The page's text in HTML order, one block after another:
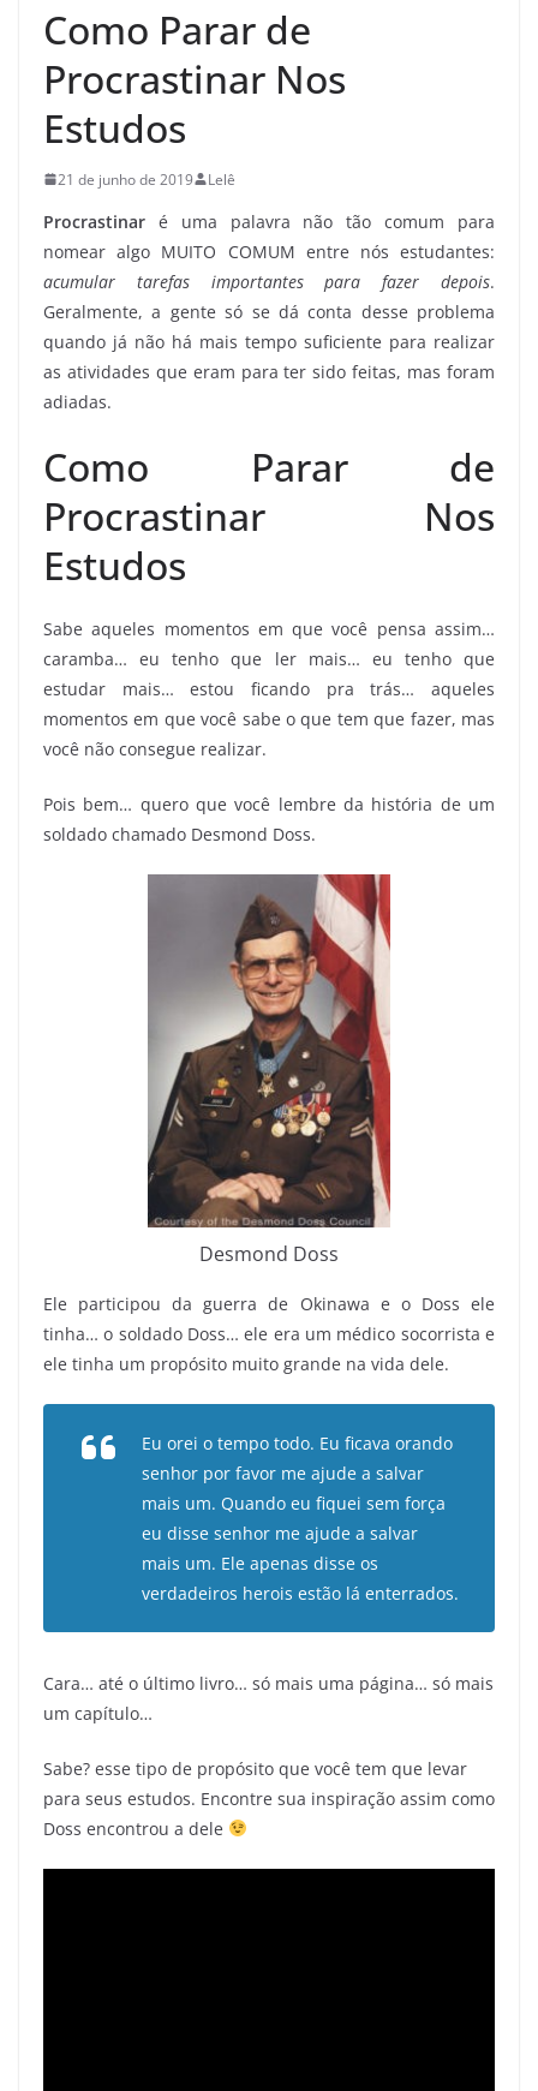
Como Parar de
Procrastinar Nos
Estudos
21 de junho de 2019 Lelê
Procrastinar é uma palavra não tão comum para
nomear algo MUITO COMUM entre nós estudantes:
acumular tarefas importantes para fazer depois.
Geralmente, a gente só se dá conta desse problema
quando já não há mais tempo suficiente para realizar
as atividades que eram para ter sido feitas, mas foram
adiadas.
Como Parar de
Procrastinar Nos
Estudos
Sabe aqueles momentos em que você pensa assim…
caramba… eu tenho que ler mais… eu tenho que
estudar mais… estou ficando pra trás… aqueles
momentos em que você sabe o que tem que fazer, mas
você não consegue realizar.
Pois bem… quero que você lembre da história de um
soldado chamado Desmond Doss.
Desmond Doss
Ele participou da guerra de Okinawa e o Doss ele
tinha… o soldado Doss… ele era um médico socorrista e
ele tinha um propósito muito grande na vida dele.
Eu orei o tempo todo. Eu ficava orando
senhor por favor me ajude a salvar
mais um. Quando eu fiquei sem força
eu disse senhor me ajude a salvar
mais um. Ele apenas disse os
verdadeiros herois estão lá enterrados.
Cara… até o último livro… só mais uma página… só mais
um capítulo…
Sabe? esse tipo de propósito que você tem que levar
para seus estudos. Encontre sua inspiração assim como
Doss encontrou a dele